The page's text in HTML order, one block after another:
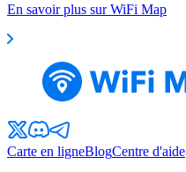
En savoir plus sur WiFi Map
Carte en ligneBlogCentre d'aide